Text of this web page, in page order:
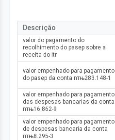
Descrição
valor do pagamento do
recolhimento do pasep sobre a
receita do itr
valor empenhado para pagamento
do pasep da conta nтњ283.148-1
valor empenhado para pagamento
das despesas bancarias da conta
nтњ16.862-9
valor empenhado para pagamento
de despesas bancaria da conta
nтњ8.295-3